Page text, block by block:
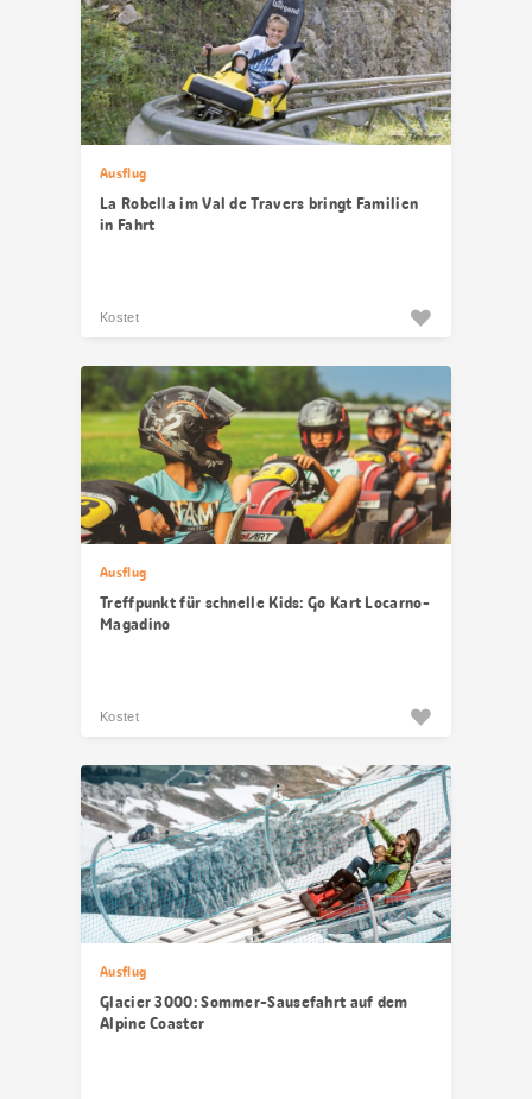
Ausflug
La Robella im Val de Travers bringt Familien
in Fahrt
Kostet
Ausflug
Treffpunkt für schnelle Kids: Go Kart Locarno-
Magadino
Kostet
Ausflug
Glacier 3000: Sommer-Sausefahrt auf dem
Alpine Coaster